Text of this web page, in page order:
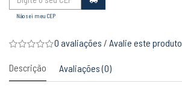
Não sei meu CEP
0 avaliações / Avalie este produto
Descrição Avaliações (0)